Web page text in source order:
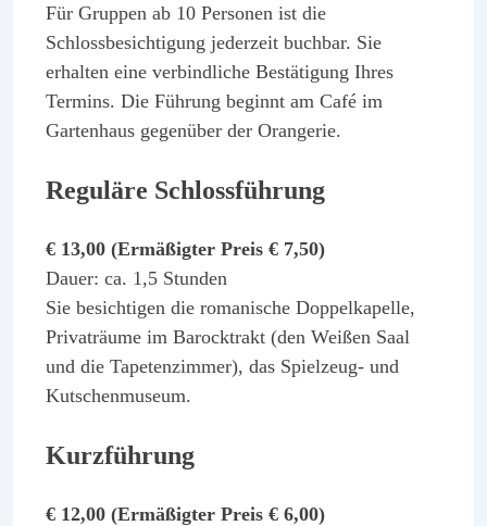
Für Gruppen ab 10 Personen ist die
Schlossbesichtigung jederzeit buchbar. Sie
erhalten eine verbindliche Bestätigung Ihres
Termins. Die Führung beginnt am Café im
Gartenhaus gegenüber der Orangerie.
Reguläre Schlossführung
€ 13,00 (Ermäßigter Preis € 7,50)
Dauer: ca. 1,5 Stunden
Sie besichtigen die romanische Doppelkapelle,
Privaträume im Barocktrakt (den Weißen Saal
und die Tapetenzimmer), das Spielzeug- und
Kutschenmuseum.
Kurzführung
€ 12,00 (Ermäßigter Preis € 6,00)